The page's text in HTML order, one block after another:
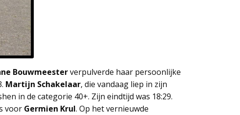
Bouwmeesterverpulverde haar persoonlijke
Martijn Schakelaar, die vandaag liep in zijn
in de categorie 40+. Zijn eindtijd was 18:29.
voor Germien Krul. Op het vernieuwde